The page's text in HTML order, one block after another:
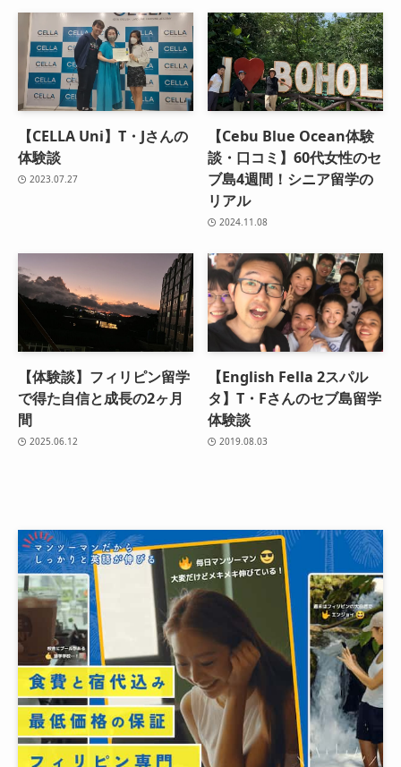
【CELLA Uni】T・Jさんの
体験談
2023.07.27
【Cebu Blue Ocean体験
談・口コミ】60代女性のセ
ブ島4週間！シニア留学の
リアル
2024.11.08
【体験談】フィリピン留学
で得た自信と成長の2ヶ月
間
2025.06.12
【English Fella 2スパル
タ】T・Fさんのセブ島留学
体験談
2019.08.03